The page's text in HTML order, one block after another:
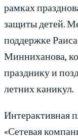
рамках
защиты детей.
поддержке
Минниханова,
празднику и
летних каникул.
Интерактивная
«Сетевая